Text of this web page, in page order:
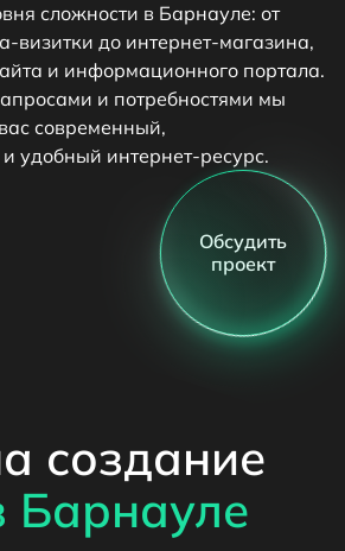
сложности в Барнауле: от
визитки до интернет-магазина,
и информационного портала.
и потребностями мы
современный,
удобный интернет-ресурс.
Обсудить
проект
создание
Барнауле